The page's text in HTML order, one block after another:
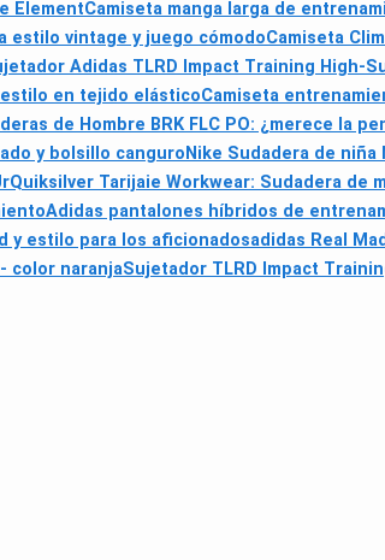
ElementCamiseta manga larga de
estilo vintage y juego cómodoCamiseta
Adidas TLRD Impact Training High-
estilo en tejido elásticoCamiseta
de Hombre BRK FLC PO: ¿merece la
y bolsillo canguro Nike Sudadera de niña
Quiksilver Tarijaie Workwear: Sudadera de
Adidas pantalones híbridos de
y estilo para los aficionadosadidas Real
color naranjaSujetador TLRD Impact